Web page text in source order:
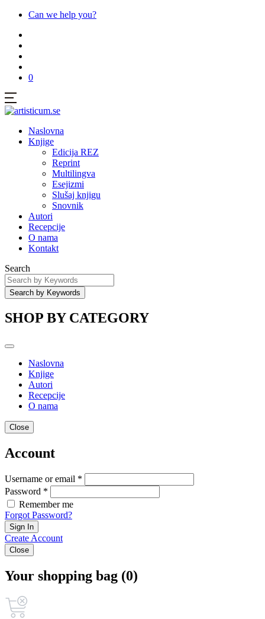
Can we help you?
0
Naslovna
Knjige
Edicija REZ
Reprint
Multilingva
Esejizmi
Slušaj knjigu
Snovnik
Autori
Recepcije
O nama
Kontakt
Search
SHOP BY CATEGORY
Naslovna
Knjige
Autori
Recepcije
O nama
Close
Account
Username or email *
Password *
Remember me
Forgot Password?
Sign In
Create Account
Close
Your shopping bag (0)